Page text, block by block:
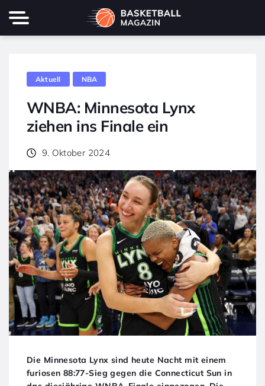
Aktuell NBA
WNBA: Minnesota Lynx
ziehen ins Finale ein
9. Oktober 2024
Die Minnesota Lynx sind heute Nacht mit einem
furiosen 88:77-Sieg gegen die Connecticut Sun in